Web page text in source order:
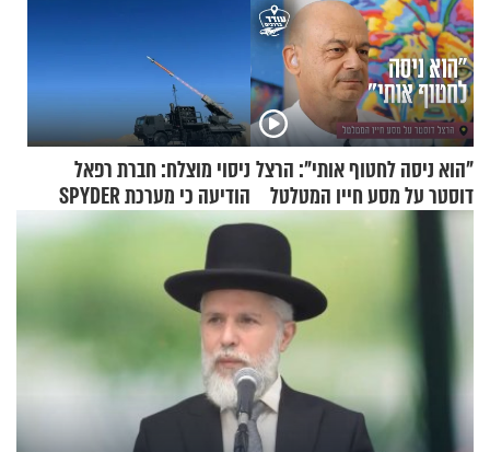
"הוא ניסה לחטוף אותי": הרצל
דוסטר על מסע חייו המטלטל
ניסוי מוצלח: חברת רפאל
הודיעה כי מערכת SPYDER
הצליחה ליירט כטב"ם